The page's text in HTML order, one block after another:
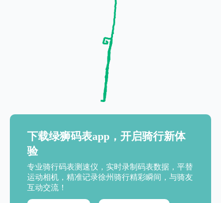
下载绿狮码表app，开启骑行新体
验
专业骑行码表测速仪，实时录制码表数据，平替
运动相机，精准记录徐州骑行精彩瞬间，与骑友
互动交流！